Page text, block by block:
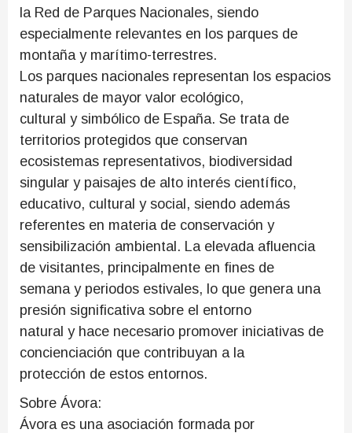
la Red de Parques Nacionales, siendo
especialmente relevantes en los parques de
montaña y marítimo-terrestres.
Los parques nacionales representan los espacios
naturales de mayor valor ecológico,
cultural y simbólico de España. Se trata de
territorios protegidos que conservan
ecosistemas representativos, biodiversidad
singular y paisajes de alto interés científico,
educativo, cultural y social, siendo además
referentes en materia de conservación y
sensibilización ambiental. La elevada afluencia
de visitantes, principalmente en fines de
semana y periodos estivales, lo que genera una
presión significativa sobre el entorno
natural y hace necesario promover iniciativas de
concienciación que contribuyan a la
protección de estos entornos.
Sobre Ávora:
Ávora es una asociación formada por